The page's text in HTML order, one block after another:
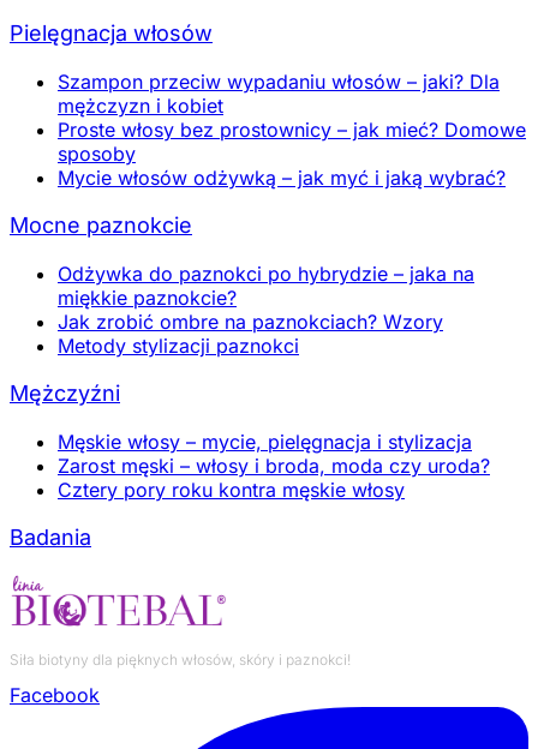
Pielęgnacja włosów
Szampon przeciw wypadaniu włosów – jaki? Dla
mężczyzn i kobiet
Proste włosy bez prostownicy – jak mieć? Domowe
sposoby
Mycie włosów odżywką – jak myć i jaką wybrać?
Mocne paznokcie
Odżywka do paznokci po hybrydzie – jaka na
miękkie paznokcie?
Jak zrobić ombre na paznokciach? Wzory
Metody stylizacji paznokci
Mężczyźni
Męskie włosy – mycie, pielęgnacja i stylizacja
Zarost męski – włosy i broda, moda czy uroda?
Cztery pory roku kontra męskie włosy
Badania
Siła biotyny dla pięknych włosów, skóry i paznokci!
Facebook